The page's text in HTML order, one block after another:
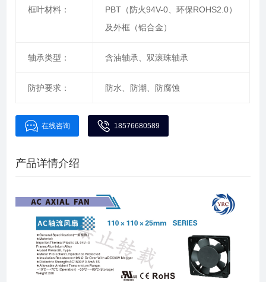
框叶材料：
PBT（防火94V-0、环保ROHS2.0）
及外框（铝合金）
轴承类型： 含油轴承、双滚珠轴承
防护要求： 防水、防潮、防腐蚀
在线咨询 18576680589
产品详情介绍